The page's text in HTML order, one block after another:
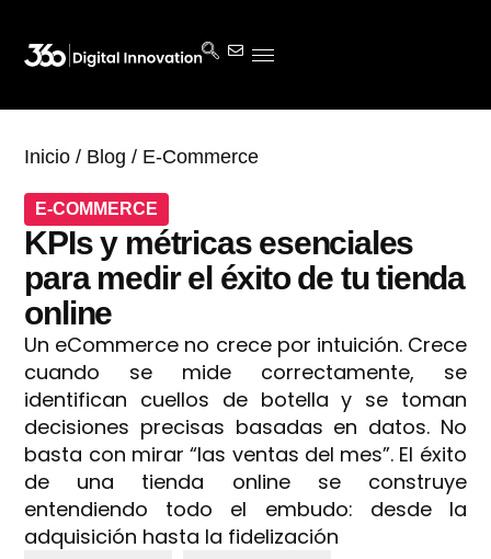
Inicio / Blog / E-Commerce
E-COMMERCE
KPIs y métricas esenciales
para medir el éxito de tu tienda
online
Un eCommerce no crece por intuición. Crece
cuando se mide correctamente, se
identifican cuellos de botella y se toman
decisiones precisas basadas en datos. No
basta con mirar “las ventas del mes”. El éxito
de una tienda online se construye
entendiendo todo el embudo: desde la
adquisición hasta la fidelización